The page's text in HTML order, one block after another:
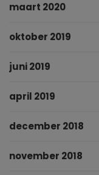
maart 2020
oktober 2019
juni 2019
april 2019
december 2018
november 2018